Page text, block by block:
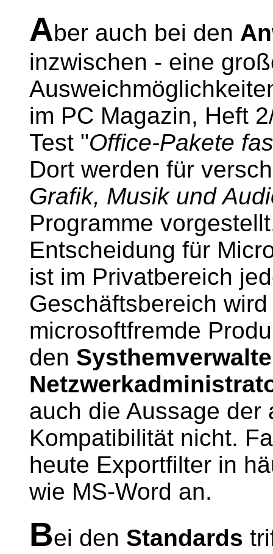
Aber auch bei den
inzwischen - eine
im PC Magazin, Heft
Test "Office-Pakete
Dort werden für
Grafik, Musik und
Programme
Entscheidung für
ist im Privatbereich
Geschäftsbereich
microsoftfremde
den
auch die Aussage der
Kompatibilität nicht.
heute Exportfilter in
wie MS-Word an.
Bei den Standards